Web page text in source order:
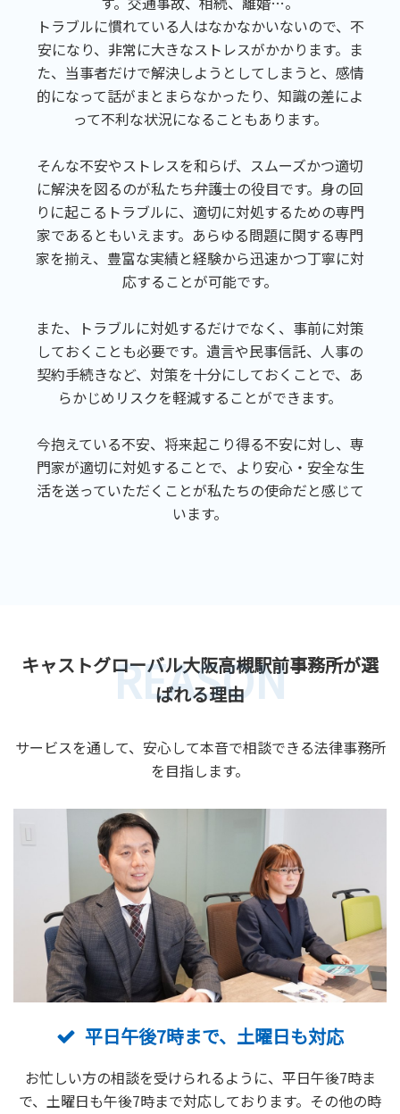
トラブルに慣れている人はなかなかいないので、不
安になり、非常に大きなストレスがかかります。ま
た、当事者だけで解決しようとしてしまうと、感情
的になって話がまとまらなかったり、知識の差によ
って不利な状況になることもあります。
そんな不安やストレスを和らげ、スムーズかつ適切
に解決を図るのが私たち弁護士の役目です。身の回
りに起こるトラブルに、適切に対処するための専門
家であるともいえます。あらゆる問題に関する専門
家を揃え、豊富な実績と経験から迅速かつ丁寧に対
応することが可能です。
また、トラブルに対処するだけでなく、事前に対策
しておくことも必要です。遺言や民事信託、人事の
契約手続きなど、対策を十分にしておくことで、あ
らかじめリスクを軽減することができます。
今抱えている不安、将来起こり得る不安に対し、専
門家が適切に対処することで、より安心・安全な生
活を送っていただくことが私たちの使命だと感じて
います。
キャストグローバル大阪高槻駅前事務所が選
ばれる理由
REASON
サービスを通して、安心して本音で相談できる法律事務所
を目指します。
平日午後7時まで、土曜日も対応
お忙しい方の相談を受けられるように、平日午後7時ま
で、土曜日も午後7時まで対応しております。その他の時